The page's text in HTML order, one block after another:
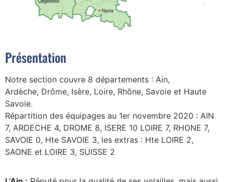
Présentation
Notre section couvre 8 départements : Ain,
Ardèche, Drôme, Isère, Loire, Rhône, Savoie et Haute
Savoie.
Répartition des équipages au 1er novembre 2020 : AIN
7, ARDECHE 4, DROME 8, ISERE 10 LOIRE 7, RHONE 7,
SAVOIE 0, Hte SAVOIE 3, les extras : Hte LOIRE 2,
SAONE et LOIRE 3, SUISSE 2